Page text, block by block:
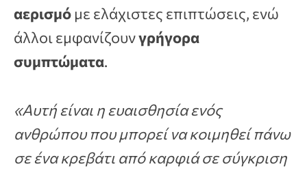
αερισμό με ελάχιστες επιπτώσεις, ενώ
άλλοι εμφανίζουνγρήγορα
συμπτώματα.
«Αυτή είναι η ευαισθησία ενός
ανθρώπου που μπορεί να κοιμηθεί πάνω
σε ένα κρεβάτι από καρφιά σε σύγκριση